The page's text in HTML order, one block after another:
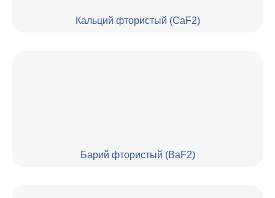
Кальций фтористый (CaF2)
Барий фтористый (BaF2)